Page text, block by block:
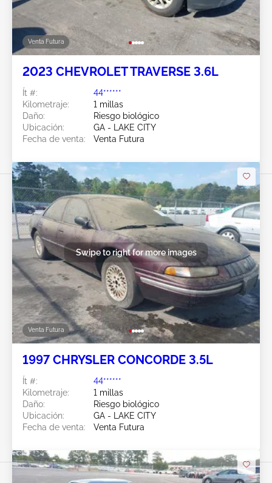
Venta Futura
2023 CHEVROLET TRAVERSE 3.6L
Ít #:
44******
Kilometraje:
1 millas
Daño:
Riesgo biológico
Ubicación:
GA - LAKE CITY
Fecha de venta:
Venta Futura
Venta Futura
Swipe to right for more images
1997 CHRYSLER CONCORDE 3.5L
Ít #:
44******
Kilometraje:
1 millas
Daño:
Riesgo biológico
Ubicación:
GA - LAKE CITY
Fecha de venta:
Venta Futura